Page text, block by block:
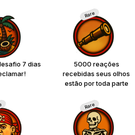
7 dias
Rare
5000 reações
recebidas seus olhos
estão por toda parte
Rare